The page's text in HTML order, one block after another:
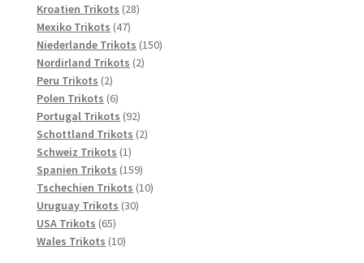
Kroatien Trikots 2828
Mexiko Trikots 4747
Produkte
Niederlande Trikots 150150
Nordirland Trikots 22
Peru Trikots 22
Produkte
Polen Trikots 66
Produkte
Portugal Trikots 9292
Produkte
Schottland Trikots 22
Schweiz Trikots 11
Produkt
Spanien Trikots 159159
Produkte
Tschechien Trikots 1010
Uruguay Trikots 3030
USA Trikots 6565
Produkte
Wales Trikots 1010